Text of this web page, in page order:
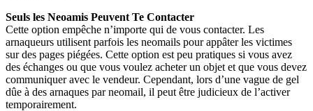
Seuls les Neoamis Peuvent Te Contacter
Cette option empêche n’importe qui de vous contacter. Les
arnaqueurs utilisent parfois les neomails pour appâter les victimes
sur des pages piégées. Cette option est peu pratiques si vous avez
des échanges ou que vous voulez acheter un objet et que vous devez
communiquer avec le vendeur. Cependant, lors d’une vague de gel
dûe à des arnaques par neomail, il peut être judicieux de l’activer
temporairement.